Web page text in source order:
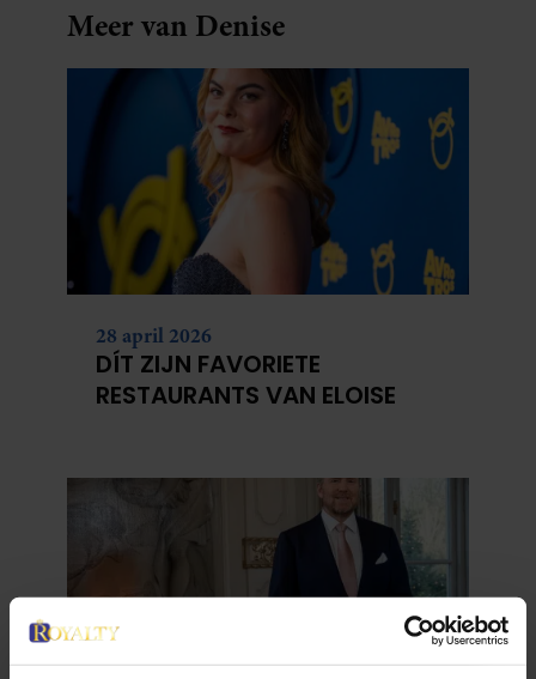
Meer van Denise
28 april 2026
DÍT ZIJN FAVORIETE
RESTAURANTS VAN ELOISE